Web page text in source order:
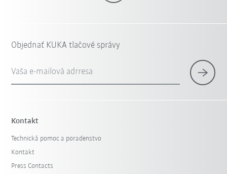
Objednať KUKA tlačové správy
Vaša e-mailová adrresa
Kontakt
Technická pomoc a poradenstvo
Kontakt
Press Contacts